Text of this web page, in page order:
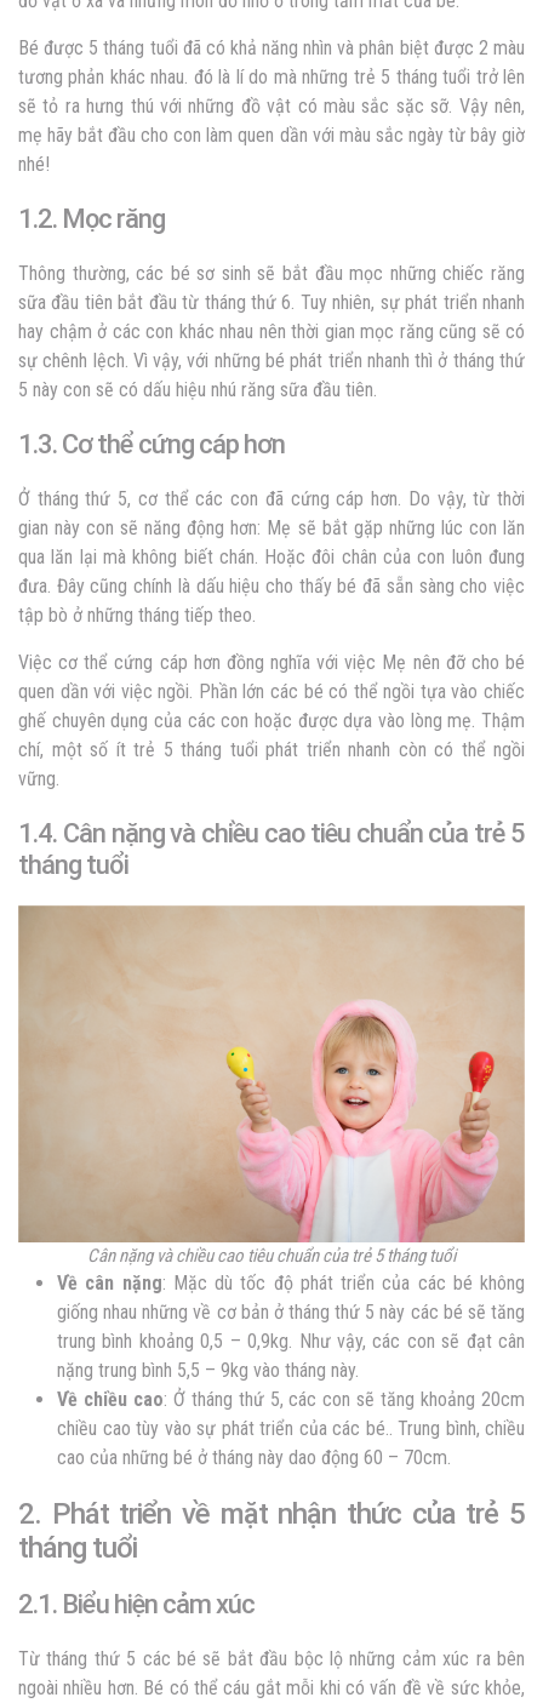
Bé được 5 tháng tuổi đã có khả năng nhìn và phân biệt được 2 màu
tương phản khác nhau. đó là lí do mà những trẻ 5 tháng tuổi trở lên
sẽ tỏ ra hưng thú với những đồ vật có màu sắc sặc sỡ. Vậy nên,
mẹ hãy bắt đầu cho con làm quen dần với màu sắc ngày từ bây giờ
nhé!
1.2. Mọc răng
Thông thường, các bé sơ sinh sẽ bắt đầu mọc những chiếc răng
sữa đầu tiên bắt đầu từ tháng thứ 6. Tuy nhiên, sự phát triển nhanh
hay chậm ở các con khác nhau nên thời gian mọc răng cũng sẽ có
sự chênh lệch. Vì vậy, với những bé phát triển nhanh thì ở tháng thứ
5 này con sẽ có dấu hiệu nhú răng sữa đầu tiên.
1.3. Cơ thể cứng cáp hơn
Ở tháng thứ 5, cơ thể các con đã cứng cáp hơn. Do vậy, từ thời
gian này con sẽ năng động hơn: Mẹ sẽ bắt gặp những lúc con lăn
qua lăn lại mà không biết chán. Hoặc đôi chân của con luôn đung
đưa. Đây cũng chính là dấu hiệu cho thấy bé đã sẵn sàng cho việc
tập bò ở những tháng tiếp theo.
Việc cơ thể cứng cáp hơn đồng nghĩa với việc Mẹ nên đỡ cho bé
quen dần với việc ngồi. Phần lớn các bé có thể ngồi tựa vào chiếc
ghế chuyên dụng của các con hoặc được dựa vào lòng mẹ. Thậm
chí, một số ít trẻ 5 tháng tuổi phát triển nhanh còn có thể ngồi
vững.
1.4. Cân nặng và chiều cao tiêu chuẩn của trẻ 5
tháng tuổi
Cân nặng và chiều cao tiêu chuẩn của trẻ 5 tháng tuổi
Về cân nặng: Mặc dù tốc độ phát triển của các bé không
giống nhau những về cơ bản ở tháng thứ 5 này các bé sẽ tăng
trung bình khoảng 0,5 – 0,9kg. Như vậy, các con sẽ đạt cân
nặng trung bình 5,5 – 9kg vào tháng này.
Về chiều cao: Ở tháng thứ 5, các con sẽ tăng khoảng 20cm
chiều cao tùy vào sự phát triển của các bé.. Trung bình, chiều
cao của những bé ở tháng này dao động 60 – 70cm.
2. Phát triển về mặt nhận thức của trẻ 5
tháng tuổi
2.1. Biểu hiện cảm xúc
Từ tháng thứ 5 các bé sẽ bắt đầu bộc lộ những cảm xúc ra bên
ngoài nhiều hơn. Bé có thể cáu gắt mỗi khi có vấn đề về sức khỏe,